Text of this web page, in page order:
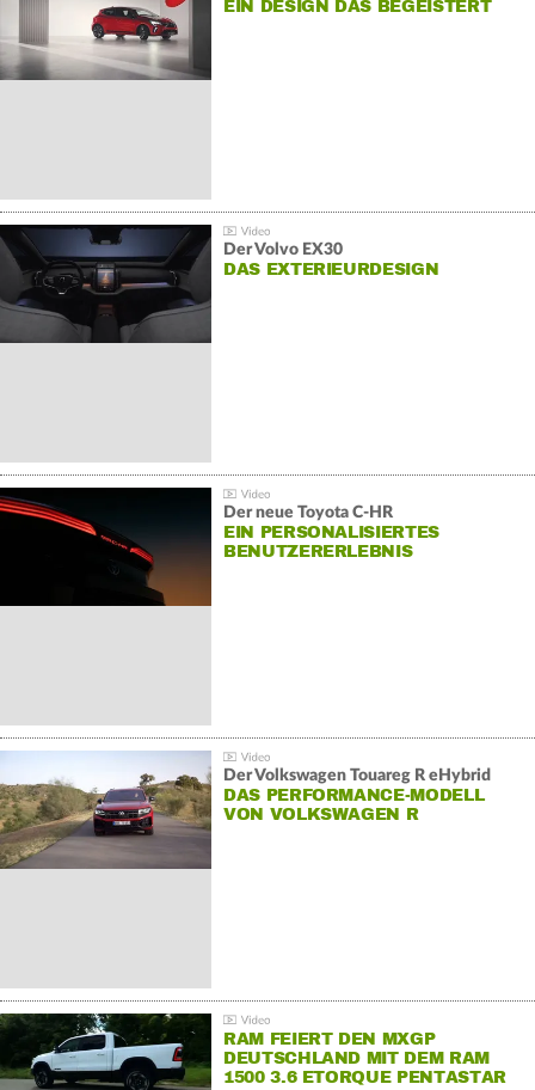
EIN DESIGN DAS BEGEISTERT
Der Volvo EX30
DAS EXTERIEURDESIGN
Der neue Toyota C-HR
EIN PERSONALISIERTES
BENUTZERERLEBNIS
Der Volkswagen Touareg R eHybrid
DAS PERFORMANCE-MODELL
VON VOLKSWAGEN R
RAM FEIERT DEN MXGP
DEUTSCHLAND MIT DEM RAM
1500 3.6 ETORQUE PENTASTAR